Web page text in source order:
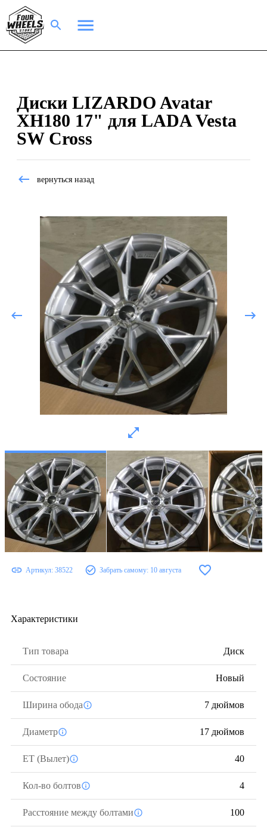
Диски LIZARDO Avatar
XH180 17" для LADA Vesta
SW Cross
вернуться назад
Артикул: 38522 Забрать самому: 10 августа
Характеристики
Тип товара Диск
Состояние Новый
Ширина обода 7 дюймов
Диаметр 17 дюймов
ЕТ (Вылет) 40
Кол-во болтов 4
Расстояние между болтами 100